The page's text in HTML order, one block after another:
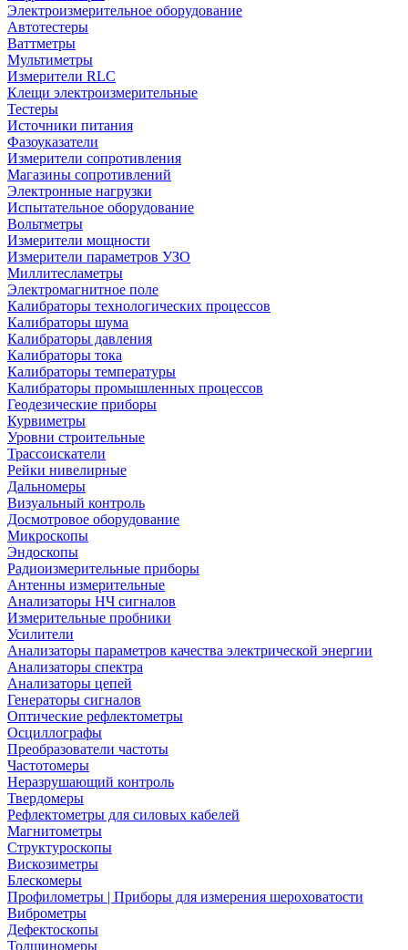
Электроизмерительное оборудование
Автотестеры
Ваттметры
Мультиметры
Измерители RLC
Клещи электроизмерительные
Тестеры
Источники питания
Фазоуказатели
Измерители сопротивления
Магазины сопротивлений
Электронные нагрузки
Испытательное оборудование
Вольтметры
Измерители мощности
Измерители параметров УЗО
Миллитесламетры
Электромагнитное поле
Калибраторы технологических процессов
Калибраторы шума
Калибраторы давления
Калибраторы тока
Калибраторы температуры
Калибраторы промышленных процессов
Геодезические приборы
Курвиметры
Уровни строительные
Трассоискатели
Рейки нивелирные
Дальномеры
Визуальный контроль
Досмотровое оборудование
Микроскопы
Эндоскопы
Радиоизмерительные приборы
Антенны измерительные
Анализаторы НЧ сигналов
Измерительные пробники
Усилители
Анализаторы параметров качества электрической энергии
Анализаторы спектра
Анализаторы цепей
Генераторы сигналов
Оптические рефлектометры
Осциллографы
Преобразователи частоты
Частотомеры
Неразрушающий контроль
Твердомеры
Рефлектометры для силовых кабелей
Магнитометры
Структуроскопы
Вискозиметры
Блескомеры
Профилометры | Приборы для измерения шероховатости
Виброметры
Дефектоскопы
Толщиномеры